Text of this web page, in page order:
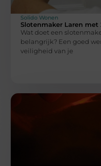
Solido Wonen
Slotenmaker Laren met
Wat doet een
belangrijk? Een goed
veiligheid van je